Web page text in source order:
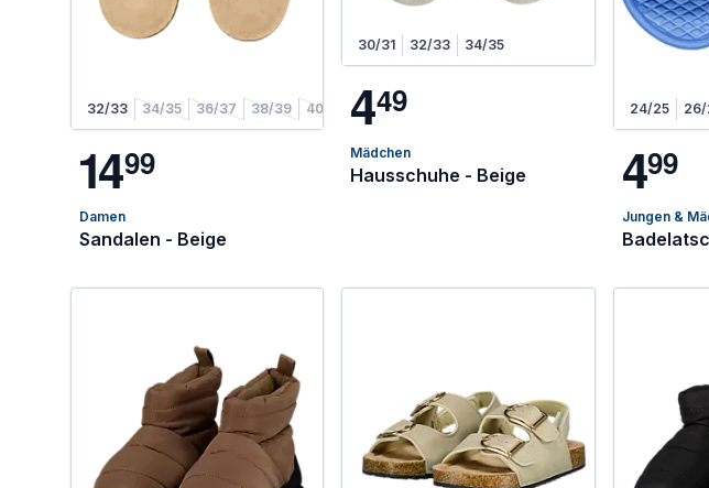
32/33 34/35 36/37 38/39 40/41
1499
Damen
Sandalen - Beige
30/31 32/33 34/35
449
Mädchen
Hausschuhe - Beige
24/25 26/
499
Jungen &